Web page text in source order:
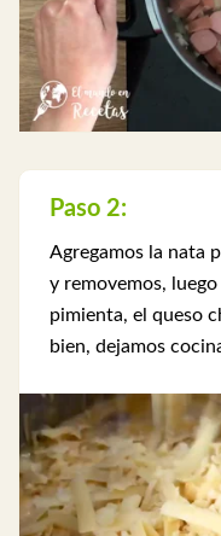
Paso 2:
Agregamos la nata
y removemos,
pimienta, el queso
bien, dejamos